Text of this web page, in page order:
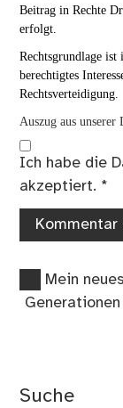
Beitrag in Rechte
erfolgt.
Rechtsgrundlage
berechtigtes
Rechtsverteidigung.
Auszug aus unserer
Ich habe die
akzeptiert. *
Vorheriger
Beitrag:
Mein
Nächster
Suche